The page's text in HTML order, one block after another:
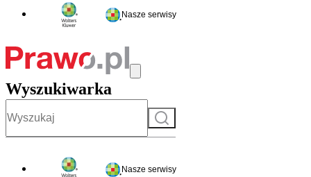
Nasze serwisy
Wyszukiwarka
Szukaj
Nasze serwisy